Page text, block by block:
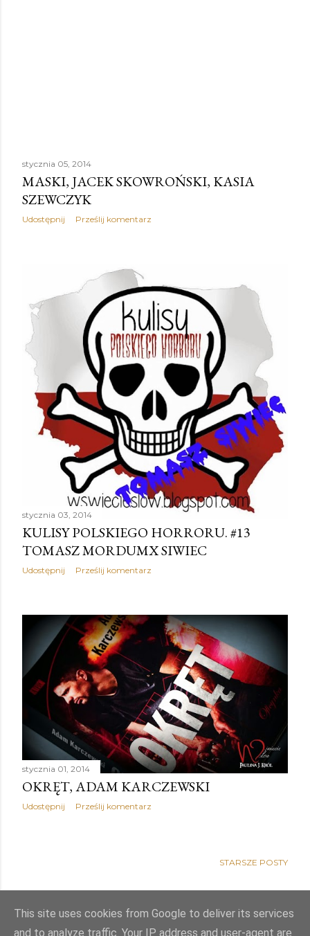
stycznia 05, 2014
MASKI, JACEK SKOWROŃSKI, KASIA
SZEWCZYK
Udostępnij Prześlij komentarz
stycznia 03, 2014
KULISY POLSKIEGO HORRORU. #13
TOMASZ MORDUMX SIWIEC
Udostępnij Prześlij komentarz
stycznia 01, 2014
OKRĘT, ADAM KARCZEWSKI
Udostępnij Prześlij komentarz
STARSZE POSTY
This site uses cookies from Google to deliver its services
and to analyze traffic. Your IP address and user-agent are